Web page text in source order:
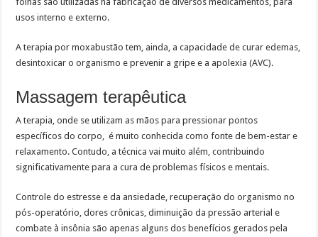
usos interno e externo.
A terapia por moxabustão tem, ainda, a capacidade de curar edemas,
desintoxicar o organismo e prevenir a gripe e a apolexia (AVC).
Massagem terapêutica
A terapia, onde se utilizam as mãos para pressionar pontos
específicos do corpo, é muito conhecida como fonte de bem-estar e
relaxamento. Contudo, a técnica vai muito além, contribuindo
significativamente para a cura de problemas físicos e mentais.
Controle do estresse e da ansiedade, recuperação do organismo no
pós-operatório, dores crônicas, diminuição da pressão arterial e
combate à insônia são apenas alguns dos benefícios gerados pela